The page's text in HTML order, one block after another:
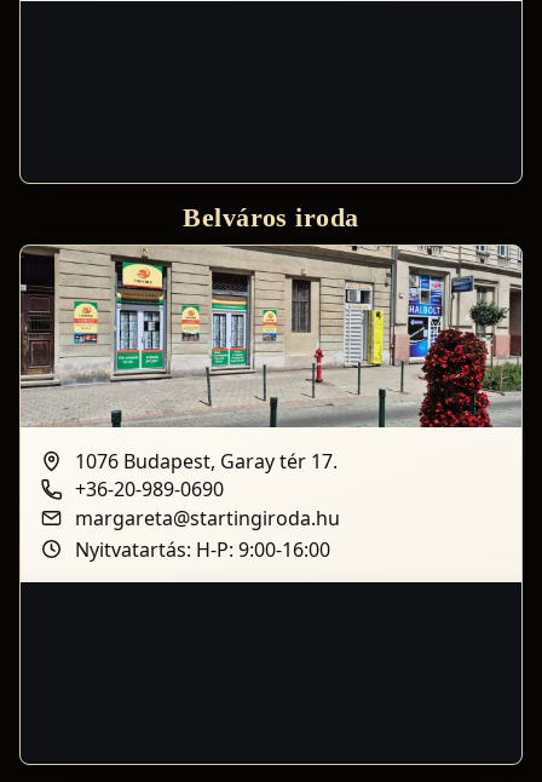
Belváros iroda
1076 Budapest, Garay tér 17.
+36-20-989-0690
margareta@startingiroda.hu
Nyitvatartás: H-P: 9:00-16:00